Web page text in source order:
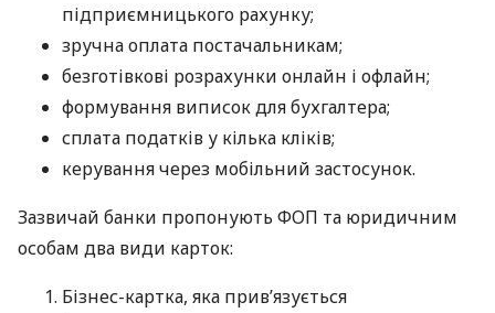
підприємницького рахунку;
зручна оплата постачальникам;
безготівкові розрахунки онлайн і офлайн;
формування виписок для бухгалтера;
сплата податків у кілька кліків;
керування через мобільний застосунок.
Зазвичай банки пропонують ФОП та юридичним
особам два види карток:
Бізнес-картка, яка прив’язується